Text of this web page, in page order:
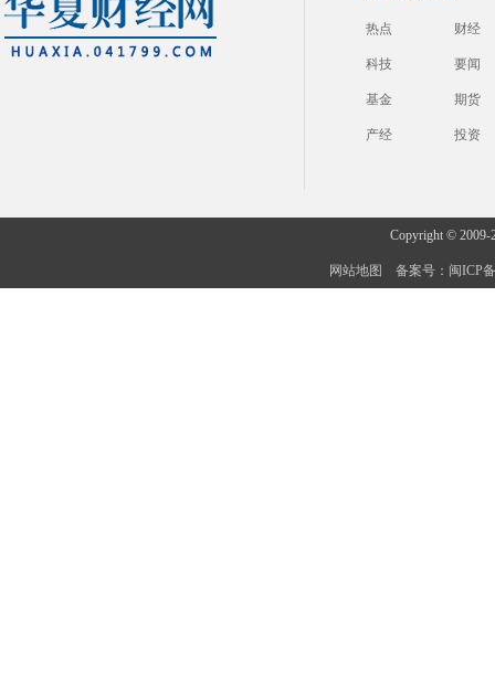
热点 财经
科技 要闻
基金 期货
产经 投资
Copyright © 2009-
网站地图 备案号：闽ICP